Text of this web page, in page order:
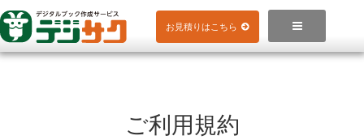
to
content
お見積りはこちら 
ご利用規約